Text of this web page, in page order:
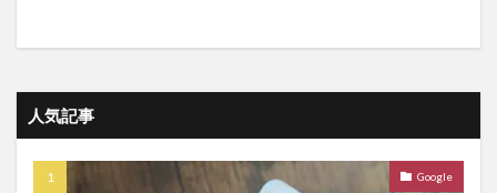
人気記事
Google